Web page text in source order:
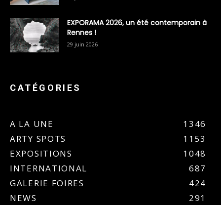
EXPORAMA 2026, un été contemporain à
Rennes !
29 juin 2026
CATÉGORIES
A LA UNE
1346
ARTY SPOTS
1153
EXPOSITIONS
1048
INTERNATIONAL
687
GALERIE FOIRES
424
NEWS
291